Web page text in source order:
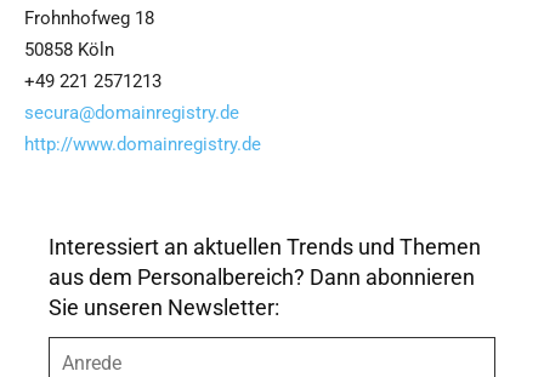
Frohnhofweg 18
50858 Köln
+49 221 2571213
secura@domainregistry.de
http://www.domainregistry.de
Interessiert an aktuellen Trends und Themen
aus dem Personalbereich? Dann abonnieren
Sie unseren Newsletter: